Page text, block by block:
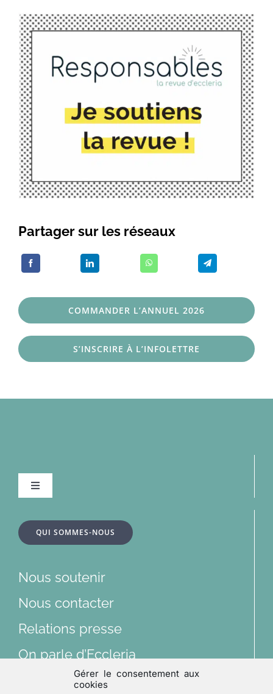
Gérer le consentement aux
cookies
Partager sur les réseaux
COMMANDER L’ANNUEL 2026
S’INSCRIRE À L’INFOLETTRE
Navigation
Articles
QUI SOMMES-NOUS
Nous soutenir
Nous contacter
Relations presse
On parle d’Eccleria